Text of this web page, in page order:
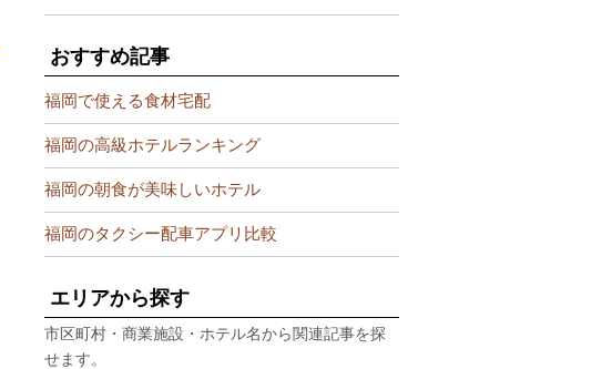
おすすめ記事
福岡で使える食材宅配
福岡の高級ホテルランキング
福岡の朝食が美味しいホテル
福岡のタクシー配車アプリ比較
エリアから探す
市区町村・商業施設・ホテル名から関連記事を探
せます。